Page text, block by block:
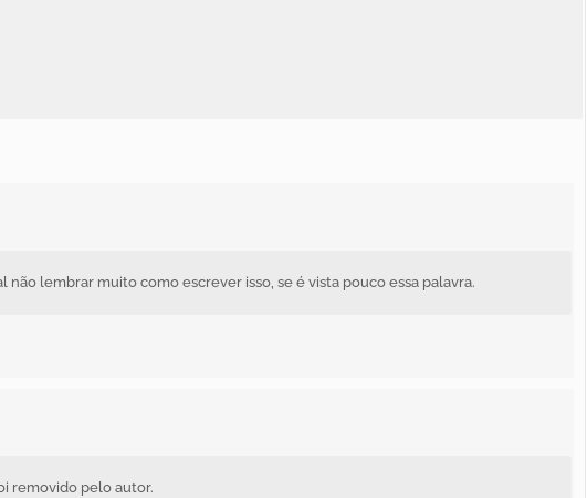
não lembrar muito como escrever isso, se é vista pouco essa palavra.
removido pelo autor.